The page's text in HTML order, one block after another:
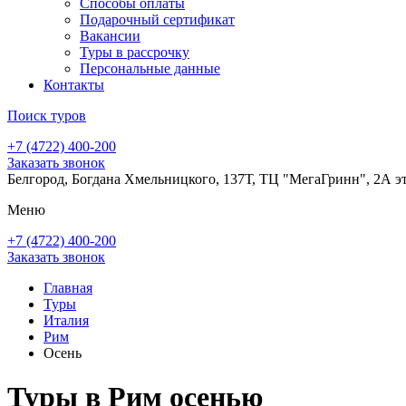
Подарочный сертификат
Вакансии
Туры в рассрочку
Персональные данные
Контакты
Поиск туров
+7 (4722) 400-200
Заказать звонок
Белгород, Богдана Хмельницкого, 137Т, ТЦ "МегаГринн", 2А
Меню
+7 (4722) 400-200
Заказать звонок
Главная
Туры
Италия
Рим
Осень
Туры в Рим осенью